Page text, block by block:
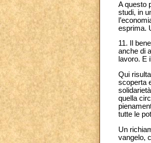
A questo
studi, in
esprima.
11. Il
anche di
lavoro. E
Qui
scoperta
quella
tutte le
Un
vangelo,